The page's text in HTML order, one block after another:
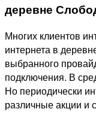
деревне
Многих клиентов
интернета в
выбранного
подключения. В
Но периодически
различные акции и